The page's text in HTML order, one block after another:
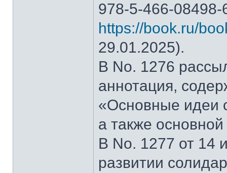
978-5-466-
https://book.ru/
29.01.2025).
В No. 1276
аннотация,
«Основные идеи
а также
В No. 1277 от 14
развитии